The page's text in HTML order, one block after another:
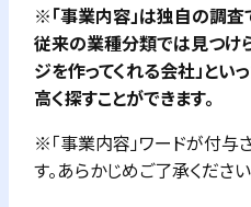
※「事業内容」は独自の調査
従来の業種分類では見つけ
ジを作ってくれる会社」と
高く探すことができます。
※「事業内容」ワードが付与
す。あらかじめご了承ください